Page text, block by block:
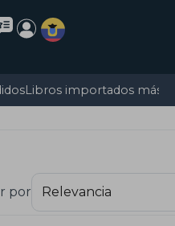
Libros importados más
por